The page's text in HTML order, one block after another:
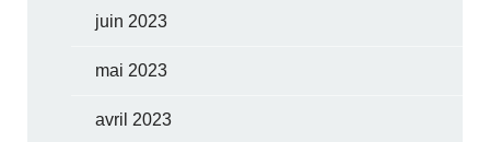
juin 2023
mai 2023
avril 2023